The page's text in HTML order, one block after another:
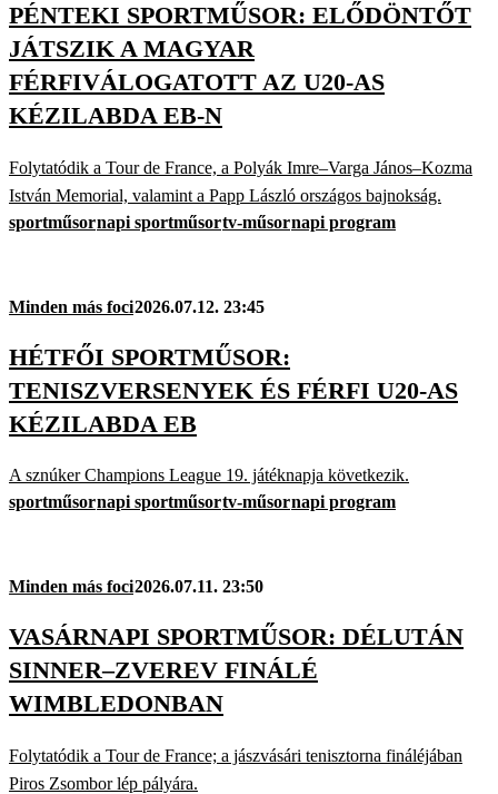
PÉNTEKI SPORTMŰSOR: ELŐDÖNTŐT
JÁTSZIK A MAGYAR
FÉRFIVÁLOGATOTT AZ U20-AS
KÉZILABDA EB-N
Folytatódik a Tour de France, a Polyák Imre–Varga János–Kozma
István Memorial, valamint a Papp László országos bajnokság.
sportműsornapi sportműsortv-műsornapi program
Minden más foci2026.07.12. 23:45
HÉTFŐI SPORTMŰSOR:
TENISZVERSENYEK ÉS FÉRFI U20-AS
KÉZILABDA EB
A sznúker Champions League 19. játéknapja következik.
sportműsornapi sportműsortv-műsornapi program
Minden más foci2026.07.11. 23:50
VASÁRNAPI SPORTMŰSOR: DÉLUTÁN
SINNER–ZVEREV FINÁLÉ
WIMBLEDONBAN
Folytatódik a Tour de France; a jászvásári tenisztorna fináléjában
Piros Zsombor lép pályára.